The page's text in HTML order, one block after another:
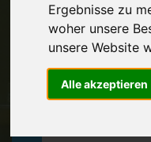
Ergebnisse zu
woher unsere
unsere Website
Alle akzeptieren
Hinterlassen Sie